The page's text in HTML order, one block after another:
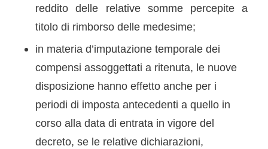
reddito delle relative somme percepite a
titolo di rimborso delle medesime;
in materia d’imputazione temporale dei
compensi assoggettati a ritenuta, le nuove
disposizione hanno effetto anche per i
periodi di imposta antecedenti a quello in
corso alla data di entrata in vigore del
decreto, se le relative dichiarazioni,